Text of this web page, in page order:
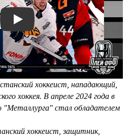
Смотреть видео YouTube
хоккеист, нападающий,
хоккея. В апреле 2024 года в
"Металлурга" стал обладателем
хоккеист, защитник,